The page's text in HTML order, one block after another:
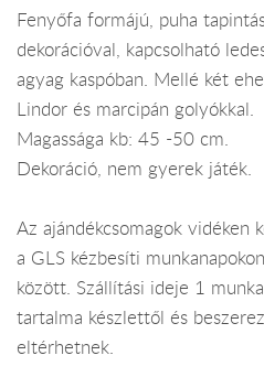
Fenyőfa formájú, puha
dekorációval, kapcsolható
agyag kaspóban. Mellé két
Lindor és marcipán golyókkal.
Magassága kb: 45 -50 cm.
Dekoráció, nem gyerek játék.
Az ajándékcsomagok vidéken
a GLS kézbesíti
között. Szállítási ideje 1
tartalma készlettől és
eltérhetnek.